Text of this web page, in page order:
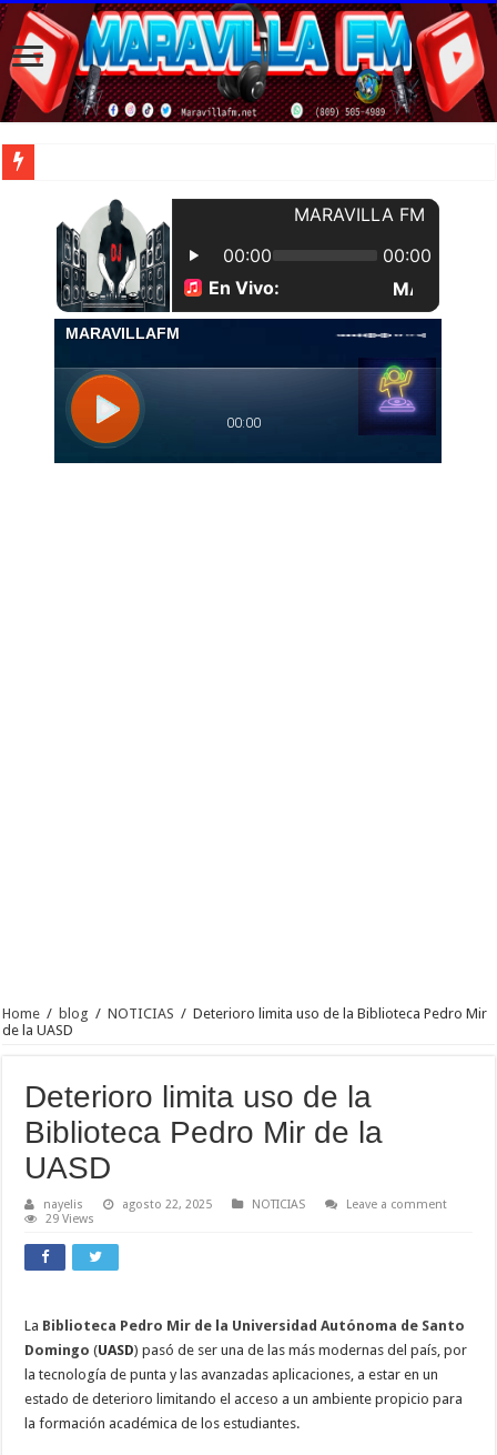
| Apunta estos lugares en tu lista de viajes para este año, ya que República
Home / blog / NOTICIAS / Deterioro limita uso de la Biblioteca Pedro Mir
de la UASD
Deterioro limita uso de la
Biblioteca Pedro Mir de la
UASD
nayelis agosto 22, 2025 NOTICIAS
Leave a comment
29 Views
La Biblioteca Pedro Mir de la Universidad Autónoma de Santo
Domingo(UASD) pasó de ser una de las más modernas del país, por
la tecnología de punta y las avanzadas aplicaciones, a estar en un
estado de deterioro limitando el acceso a un ambiente propicio para
la formación académica de los estudiantes.